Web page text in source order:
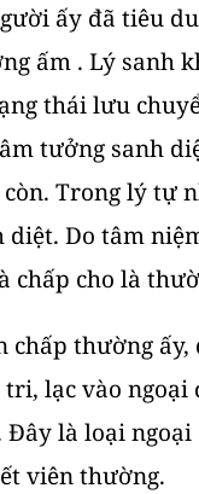
ấy đã tiêu
ấm . Lý sanh
thái lưu
tưởng sanh
Trong lý tự
diệt. Do tâm
chấp cho là
chấp thường ấy,
lạc vào ngoại
Đây là loại
viên thường.